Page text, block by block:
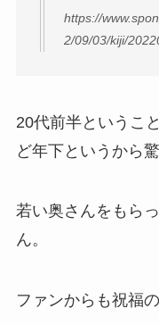
https://
2/09/03/kiji/
20代前半というこ
ど年下というから
若い奥さんをもら
ん。
ファンからも祝福